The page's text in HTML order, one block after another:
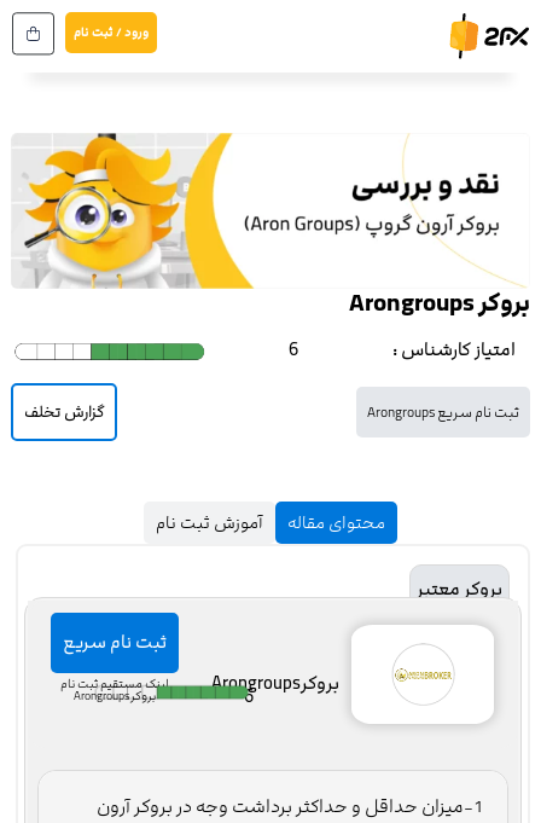
به
ورود / ثبت نام
بروکر Arongroups
امتیاز کارشناس : 6
ثبت نام سریع Arongroups گزارش تخلف
محتوای مقاله آموزش ثبت نام
بروکر معتبر
بروکرArongroups 6
ثبت نام سریع
لینک مستقیم ثبت نام
بروکرArongroups
1-میزان حداقل و حداکثر برداشت وجه در بروکر آرون